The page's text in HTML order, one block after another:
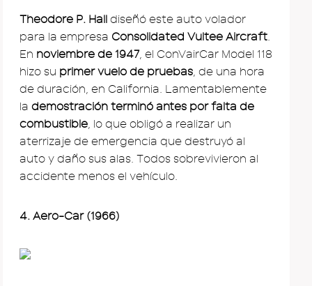
Theodore P. Hall diseñó este auto volador
para la empresa Consolidated Vultee Aircraft.
En noviembre de 1947, el ConVairCar Model 118
hizo su primer vuelo de pruebas, de una hora
de duración, en California. Lamentablemente
la demostración terminó antes por falta de
combustible, lo que obligó a realizar un
aterrizaje de emergencia que destruyó al
auto y daño sus alas. Todos sobrevivieron al
accidente menos el vehículo.
4. Aero-Car (1966)